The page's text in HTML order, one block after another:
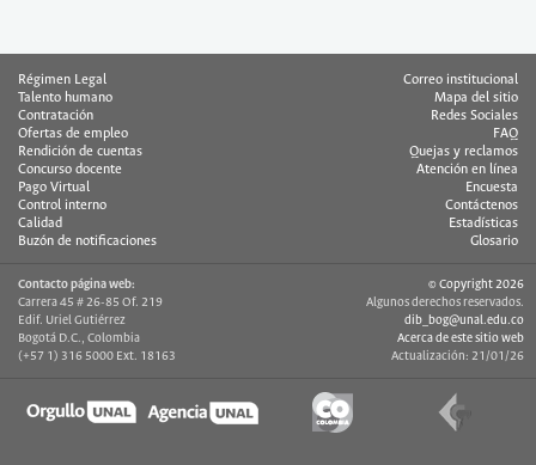
Régimen Legal
Talento humano
Contratación
Ofertas de empleo
Rendición de cuentas
Concurso docente
Pago Virtual
Control interno
Calidad
Buzón de notificaciones
Correo institucional
Mapa del sitio
Redes Sociales
FAQ
Quejas y reclamos
Atención en línea
Encuesta
Contáctenos
Estadísticas
Glosario
Contacto página web:
Carrera 45 # 26-85 Of. 219
Edif. Uriel Gutiérrez
Bogotá D.C., Colombia
(+57 1) 316 5000 Ext. 18163
© Copyright 2026
Algunos derechos reservados.
dib_bog@unal.edu.co
Acerca de este sitio web
Actualización: 21/01/26